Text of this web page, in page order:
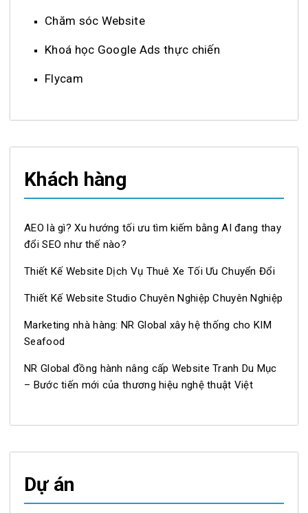
Chăm sóc Website
Khoá học Google Ads thực chiến
Flycam
Khách hàng
AEO là gì? Xu hướng tối ưu tìm kiếm bằng AI đang thay
đổi SEO như thế nào?
Thiết Kế Website Dịch Vụ Thuê Xe Tối Ưu Chuyển Đổi
Thiết Kế Website Studio Chuyên Nghiệp Chuyên Nghiệp
Marketing nhà hàng: NR Global xây hệ thống cho KIM
Seafood
NR Global đồng hành nâng cấp Website Tranh Du Mục
– Bước tiến mới của thương hiệu nghệ thuật Việt
Dự án